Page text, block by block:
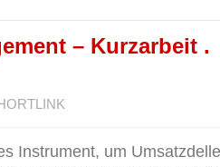
– Kurzarbeit .
Instrument, um